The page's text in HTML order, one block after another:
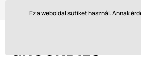
Szívesen segítünk itt
Ez a weboldal sütiket használ. Annak